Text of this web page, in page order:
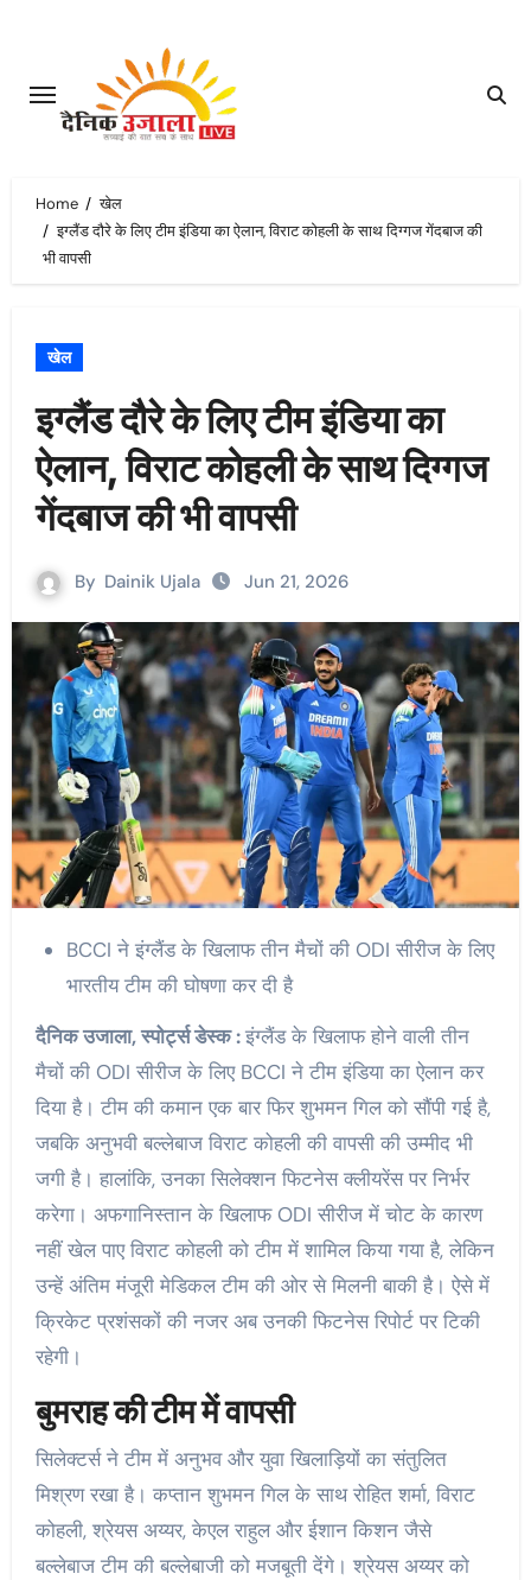
content
Home
खेल
इग्लैंड दौरे के लिए टीम इंडिया का ऐलान, विराट कोहली के साथ दिग्गज गेंदबाज की
भी वापसी
खेल
इग्लैंड दौरे के लिए टीम इंडिया का
ऐलान, विराट कोहली के साथ दिग्गज
गेंदबाज की भी वापसी
By Dainik Ujala Jun 21, 2026
BCCI ने इंग्लैंड के खिलाफ तीन मैचों की ODI सीरीज के लिए
भारतीय टीम की घोषणा कर दी है
दैनिक उजाला, स्पोर्ट्स डेस्क :इंग्लैंड के खिलाफ होने वाली तीन
मैचों की ODI सीरीज के लिए BCCI ने टीम इंडिया का ऐलान कर
दिया है। टीम की कमान एक बार फिर शुभमन गिल को सौंपी गई है,
जबकि अनुभवी बल्लेबाज विराट कोहली की वापसी की उम्मीद भी
जगी है। हालांकि, उनका सिलेक्शन फिटनेस क्लीयरेंस पर निर्भर
करेगा। अफगानिस्तान के खिलाफ ODI सीरीज में चोट के कारण
नहीं खेल पाए विराट कोहली को टीम में शामिल किया गया है, लेकिन
उन्हें अंतिम मंजूरी मेडिकल टीम की ओर से मिलनी बाकी है। ऐसे में
क्रिकेट प्रशंसकों की नजर अब उनकी फिटनेस रिपोर्ट पर टिकी
रहेगी।
बुमराह की टीम में वापसी
सिलेक्टर्स ने टीम में अनुभव और युवा खिलाड़ियों का संतुलित
मिश्रण रखा है। कप्तान शुभमन गिल के साथ रोहित शर्मा, विराट
कोहली, श्रेयस अय्यर, केएल राहुल और ईशान किशन जैसे
बल्लेबाज टीम की बल्लेबाजी को मजबूती देंगे। श्रेयस अय्यर को